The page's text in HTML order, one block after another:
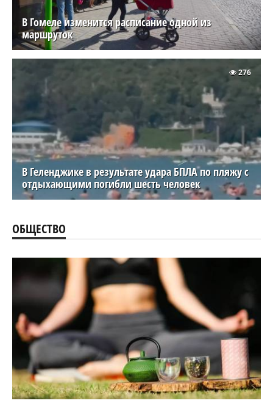
В Гомеле изменится расписание одной из
маршруток
В Геленджике в результате удара БПЛА по пляжу с
отдыхающими погибли шесть человек
276
ОБЩЕСТВО